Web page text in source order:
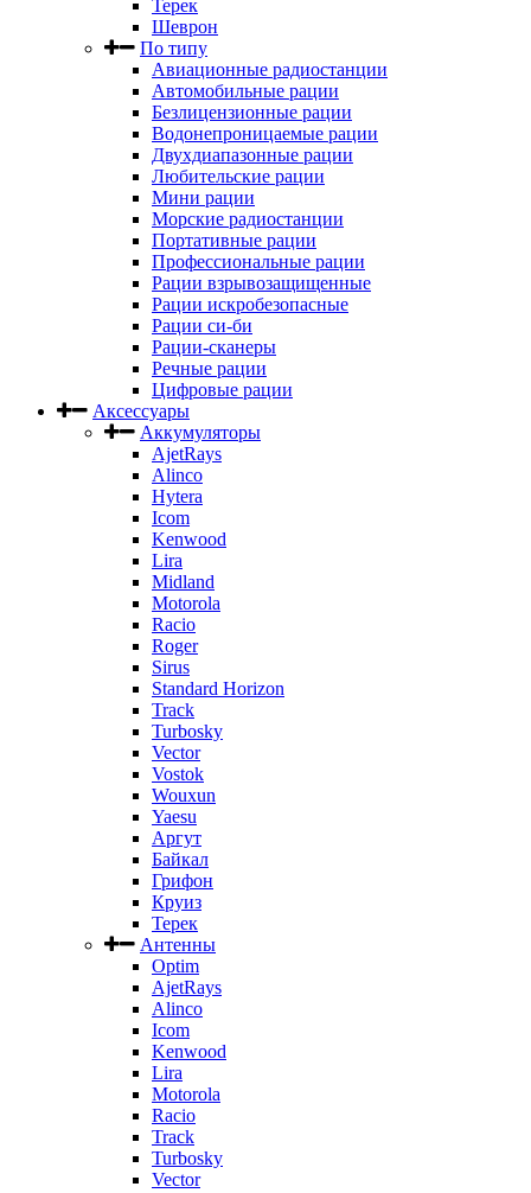
Терек
Шеврон
По типу
Авиационные радиостанции
Автомобильные рации
Безлицензионные рации
Водонепроницаемые рации
Двухдиапазонные рации
Любительские рации
Мини рации
Морские радиостанции
Портативные рации
Профессиональные рации
Рации взрывозащищенные
Рации искробезопасные
Рации си-би
Рации-сканеры
Речные рации
Цифровые рации
Аксессуары
Аккумуляторы
AjetRays
Alinco
Hytera
Icom
Kenwood
Lira
Midland
Motorola
Racio
Roger
Sirus
Standard Horizon
Track
Turbosky
Vector
Vostok
Wouxun
Yaesu
Аргут
Байкал
Грифон
Круиз
Терек
Антенны
Optim
AjetRays
Alinco
Icom
Kenwood
Lira
Motorola
Racio
Track
Turbosky
Vector